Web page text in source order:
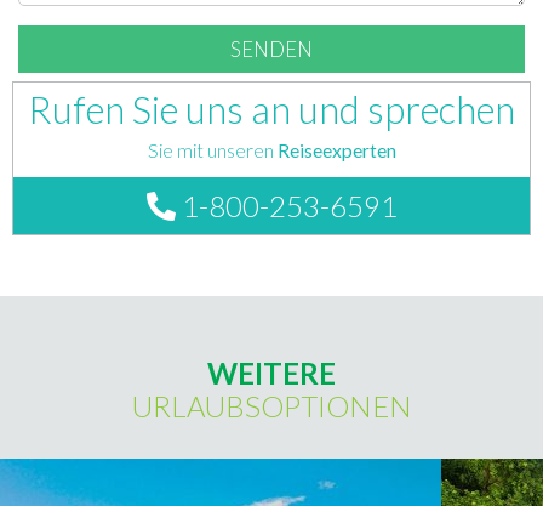
Rufen Sie uns an und sprechen
Sie mit unseren Reiseexperten
1-800-253-6591
WEITERE
URLAUBSOPTIONEN